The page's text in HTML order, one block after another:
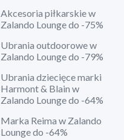
Akcesoria piłkarskie w
Zalando Lounge do -75%
Ubrania outdoorowe w
Zalando Lounge do -79%
Ubrania dziecięce marki
Harmont & Blain w
Zalando Lounge do -64%
Marka Reima w Zalando
Lounge do -64%